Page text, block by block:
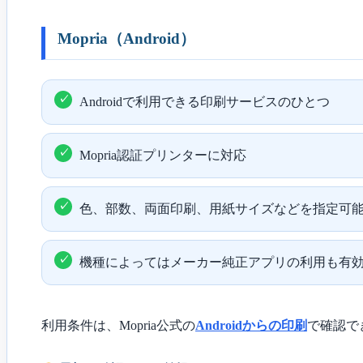
Mopria（Android）
Androidで利用できる印刷サービスのひとつ
Mopria認証プリンターに対応
色、部数、両面印刷、用紙サイズなどを指定可
機種によってはメーカー純正アプリの利用も有効
利用条件は、Mopria公式のAndroidからの印刷 で確認で